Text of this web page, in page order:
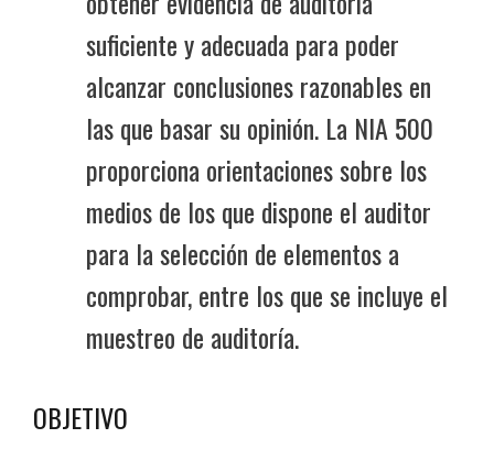
suficiente y adecuada para poder
alcanzar conclusiones razonables en
las que basar su opinión. La NIA 500
proporciona orientaciones sobre los
medios de los que dispone el auditor
para la selección de elementos a
comprobar, entre los que se incluye el
muestreo de auditoría.
OBJETIVO